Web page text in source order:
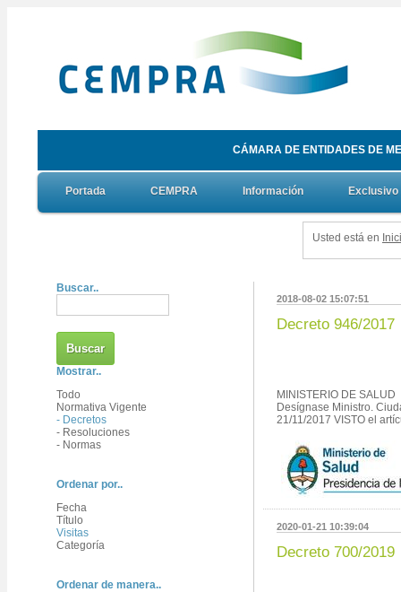
CÁMARA DE ENTIDADES DE
Portada CEMPRA Información
Usted está en
Buscar..
Mostrar..
Todo
Normativa Vigente
- Decretos
- Resoluciones
- Normas
Ordenar por..
Fecha
Título
Visitas
Categoría
Ordenar de manera..
2018-08-02 15:07:51
Decreto 946/2017
MINISTERIO DE
Desígnase Ministro.
21/11/2017 VISTO el
2020-01-21 10:39:04
Decreto 700/2019